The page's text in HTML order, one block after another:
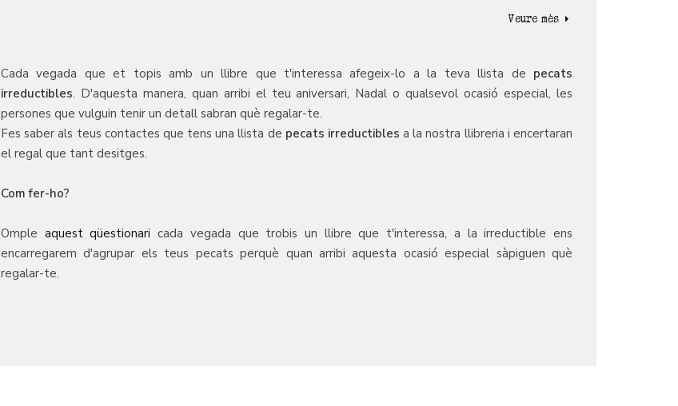
Veure més
Cada vegada que et topis amb un llibre que t'interessa afegeix-lo a la teva llista de pecats
irreductibles. D'aquesta manera, quan arribi el teu aniversari, Nadal o qualsevol ocasió especial, les
persones que vulguin tenir un detall sabran què regalar-te.
Fes saber als teus contactes que tens una llista de pecats irreductibles a la nostra llibreria i encertaran
el regal que tant desitges.
Com fer-ho?
Omple aquest qüestionari cada vegada que trobis un llibre que t'interessa, a la irreductible ens
encarregarem d'agrupar els teus pecats perquè quan arribi aquesta ocasió especial sàpiguen què
regalar-te.